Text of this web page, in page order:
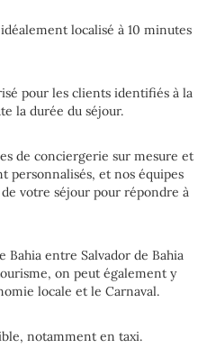
localisé à 10 minutes
pour les clients identifiés à la
la durée du séjour.
de conciergerie sur mesure et
personnalisés, et nos équipes
votre séjour pour répondre à
entre Salvador de Bahia
on peut également y
locale et le Carnaval.
notamment en taxi.